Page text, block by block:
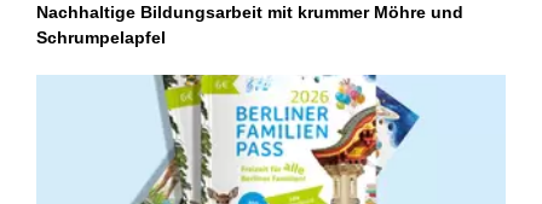
Nachhaltige Bildungsarbeit mit krummer Möhre und
Schrumpelapfel